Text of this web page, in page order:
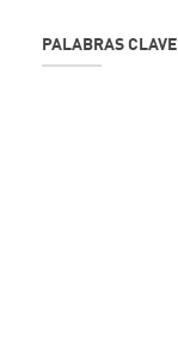
PALABRAS CLAVE